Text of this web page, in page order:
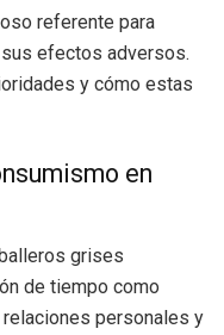
referente para
efectos adversos.
y cómo estas
en
grises
de tiempo como
personales y